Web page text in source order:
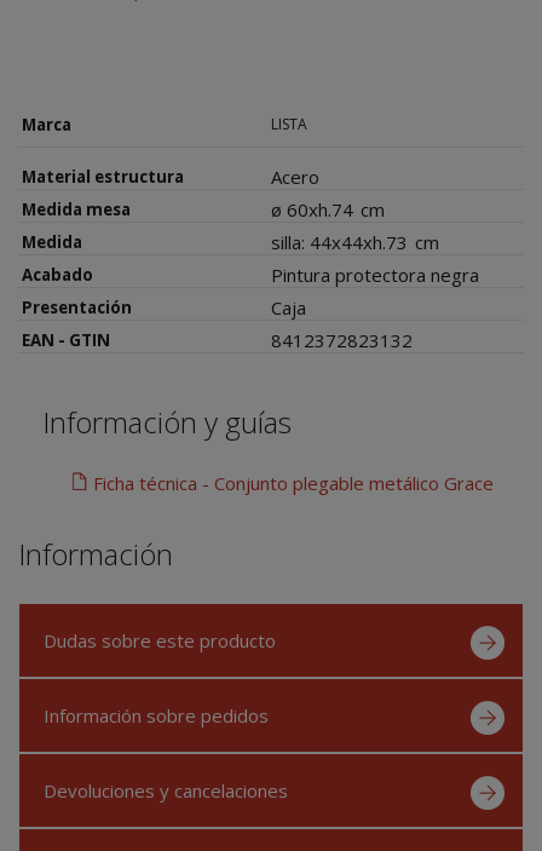
Marca LISTA
Material estructura Acero
Medida mesa ø 60xh.74 cm
Medida silla: 44x44xh.73 cm
Acabado Pintura protectora negra
Presentación Caja
EAN - GTIN 8412372823132
Información y guías
Ficha técnica - Conjunto plegable metálico Grace
Información
Dudas sobre este producto
Información sobre pedidos
Devoluciones y cancelaciones